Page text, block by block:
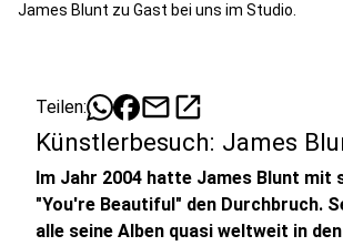
James Blunt zu Gast bei uns im Studio.
Teilen: mailopen_in_new
Künstlerbesuch: James
Im Jahr 2004 hatte James Blunt mit
"You're Beautiful" den Durchbruch.
alle seine Alben quasi weltweit in